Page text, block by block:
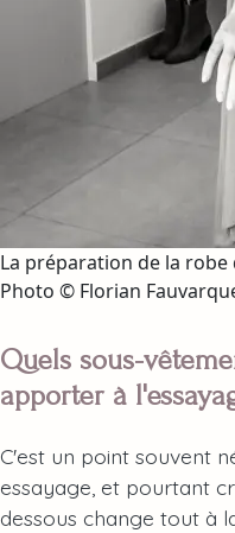
La préparation de la
Photo © Florian
Quels sous-
apporter à
C'est un point souvent
essayage, et pourtant
dessous change tout à